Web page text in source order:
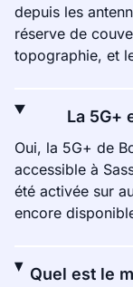
depuis les
réserve de
topographie, et
La 5G+
Oui, la 5G+ de
accessible à
été activée sur
encore
Quel est le